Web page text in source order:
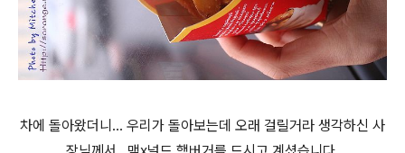
차에 돌아왔더니... 우리가 돌아보는데 오래 걸릴거라 생각하신 사